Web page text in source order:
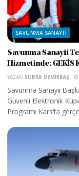
SAVUNMA SANAYII
Savunma Sanayii
Hizmetinde: GEKİS
YAZAN KÜBRA DEMIRBAŞ
Savunma Sanayii
Güvenli Elektronik
Programı Kars’ta